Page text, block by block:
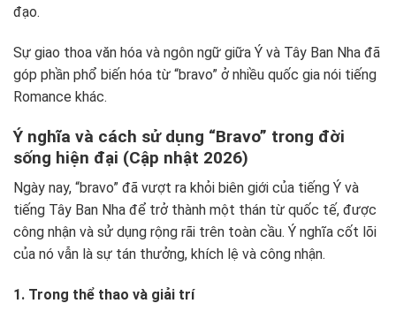
đạo.
Sự giao thoa văn hóa và ngôn ngữ giữa Ý và Tây Ban Nha đã
góp phần phổ biến hóa từ “bravo” ở nhiều quốc gia nói tiếng
Romance khác.
Ý nghĩa và cách sử dụng “Bravo” trong đời
sống hiện đại (Cập nhật 2026)
Ngày nay, “bravo” đã vượt ra khỏi biên giới của tiếng Ý và
tiếng Tây Ban Nha để trở thành một thán từ quốc tế, được
công nhận và sử dụng rộng rãi trên toàn cầu. Ý nghĩa cốt lõi
của nó vẫn là sự tán thưởng, khích lệ và công nhận.
1. Trong thể thao và giải trí